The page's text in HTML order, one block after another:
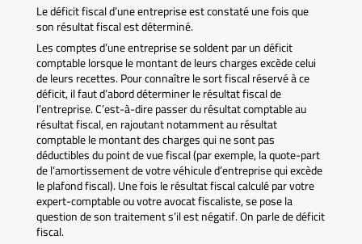
Le déficit fiscal d’une entreprise est constaté une fois que
son résultat fiscal est déterminé.
Les comptes d’une entreprise se soldent par un déficit
comptable lorsque le montant de leurs charges excède celui
de leurs recettes. Pour connaître le sort fiscal réservé à ce
déficit, il faut d’abord déterminer le résultat fiscal de
l’entreprise. C’est-à-dire passer du résultat comptable au
résultat fiscal, en rajoutant notamment au résultat
comptable le montant des charges qui ne sont pas
déductibles du point de vue fiscal (par exemple, la quote-part
de l’amortissement de votre véhicule d’entreprise qui excède
le plafond fiscal). Une fois le résultat fiscal calculé par votre
expert-comptable ou votre avocat fiscaliste, se pose la
question de son traitement s’il est négatif. On parle de déficit
fiscal.